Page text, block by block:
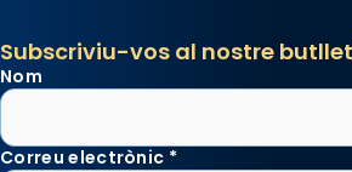
Subscriviu-vos al nostre
Nom
Correu electrònic *